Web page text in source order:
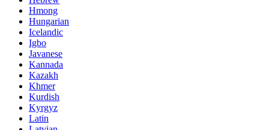
Hmong
Hungarian
Icelandic
Igbo
Javanese
Kannada
Kazakh
Khmer
Kurdish
Kyrgyz
Latin